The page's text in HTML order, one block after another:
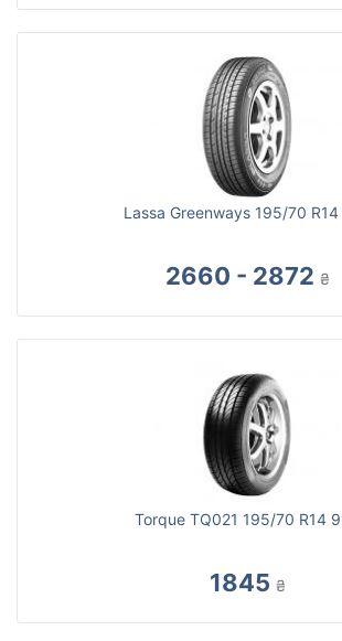
Lassa Greenways 195/70
2660 - 2872 ₴
Torque TQ021 195/70 R14
1845 ₴